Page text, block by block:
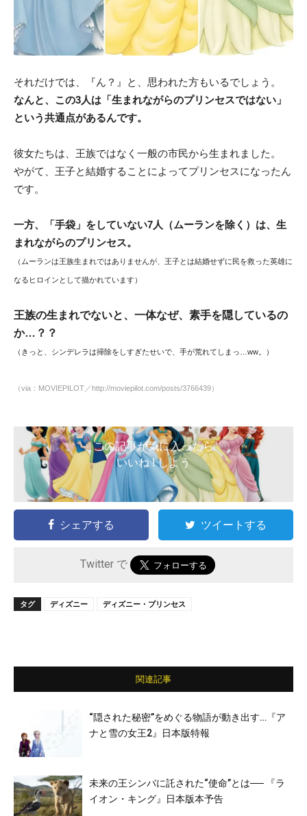
それだけでは、『ん？』と、思われた方もいるでしょう。
なんと、この3人は「生まれながらのプリンセスではない」
という共通点があるんです。
彼女たちは、王族ではなく一般の市民から生まれました。
やがて、王子と結婚することによってプリンセスになったん
です。
一方、「手袋」をしていない7人（ムーランを除く）は、生
まれながらのプリンセス。
（ムーランは王族生まれではありませんが、王子とは結婚せずに民を救った英雄に
なるヒロインとして描かれています）
王族の生まれでないと、一体なぜ、素手を隠しているの
か…？？
（きっと、シンデレラは掃除をしすぎたせいで、手が荒れてしまっ…ww。）
（via：MOVIEPILOT／http://moviepilot.com/posts/3766439）
この記事が気に入ったら
いいね ! しよう
シェアする ツイートする
Twitter で
タグ ディズニー ディズニー・プリンセス
関連記事
“隠された秘密”をめぐる物語が動き出す…『ア
ナと雪の女王2』日本版特報
未来の王シンバに託された“使命”とは── 『ラ
イオン・キング』日本版本予告